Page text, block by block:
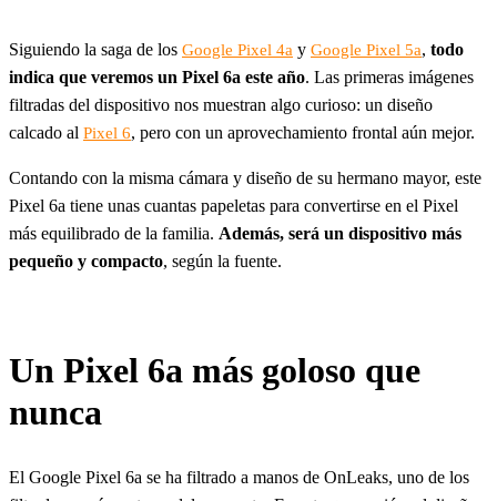
Siguiendo la saga de los Google Pixel 4a y Google Pixel 5a, todo
indica que veremos un Pixel 6a este año. Las primeras imágenes
filtradas del dispositivo nos muestran algo curioso: un diseño
calcado al Pixel 6, pero con un aprovechamiento frontal aún mejor.
Contando con la misma cámara y diseño de su hermano mayor, este
Pixel 6a tiene unas cuantas papeletas para convertirse en el Pixel
más equilibrado de la familia. Además, será un dispositivo más
pequeño y compacto, según la fuente.
Un Pixel 6a más goloso que
nunca
El Google Pixel 6a se ha filtrado a manos de OnLeaks, uno de los